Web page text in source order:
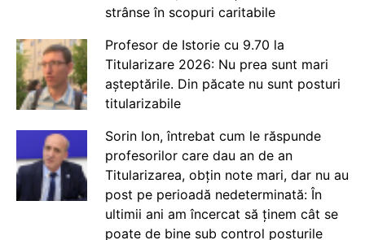
strânse în scopuri caritabile
Profesor de Istorie cu 9.70 la
Titularizare 2026: Nu prea sunt mari
așteptările. Din păcate nu sunt posturi
titularizabile
Sorin Ion, întrebat cum le răspunde
profesorilor care dau an de an
Titularizarea, obțin note mari, dar nu au
post pe perioadă nedeterminată: În
ultimii ani am încercat să ținem cât se
poate de bine sub control posturile